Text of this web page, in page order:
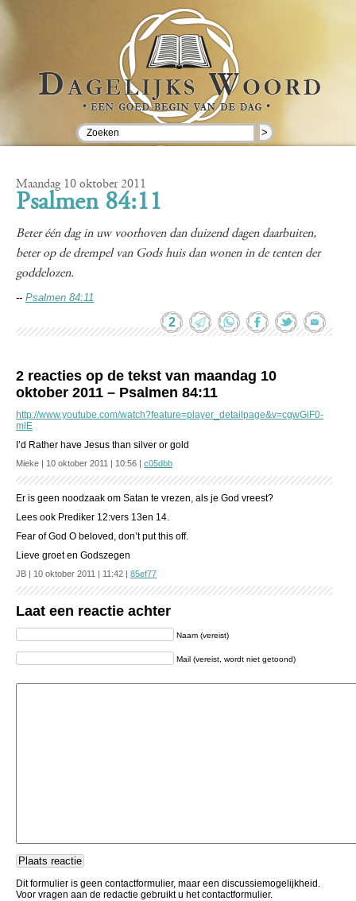
>
Maandag 10 oktober 2011
Psalmen 84:11
Beter één dag in uw voorhoven dan duizend dagen daarbuiten,
beter op de drempel van Gods huis dan wonen in de tenten der
goddelozen.
-- Psalmen 84:11
2
2 reacties op de tekst van maandag 10
oktober 2011 – Psalmen 84:11
http://www.youtube.com/watch?feature=player_detailpage&v=cgwGiF0-
mlE
I’d Rather have Jesus than silver or gold
Mieke | 10 oktober 2011 | 10:56 | c05dbb
Er is geen noodzaak om Satan te vrezen, als je God vreest?
Lees ook Prediker 12:vers 13en 14.
Fear of God O beloved, don’t put this off.
Lieve groet en Godszegen
JB | 10 oktober 2011 | 11:42 | 85ef77
Laat een reactie achter
Naam (vereist)
Mail (vereist, wordt niet getoond)
Dit formulier is geen contactformulier, maar een discussiemogelijkheid.
Voor vragen aan de redactie gebruikt u het contactformulier.